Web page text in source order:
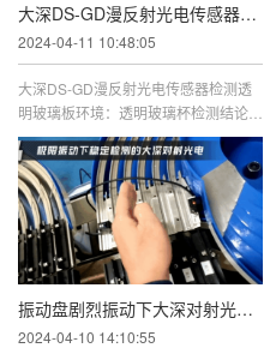
大深DS-GD漫反射光电传感器检测透明玻璃板
2024-04-11 10:48:05
大深DS-GD漫反射光电传感器检测透
明玻璃板环境：透明玻璃杯检测结论：
行业内唯一一款可以使用通用型漫反射
光电稳定检测透明物体的产品...
振动盘剧烈振动下大深对射光电传感器稳定工作
2024-04-10 14:10:55